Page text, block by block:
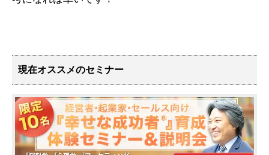
現在オススメのセミナー